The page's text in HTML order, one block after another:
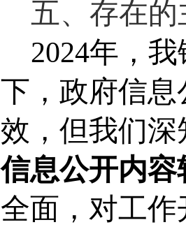
五、存在
2024年，我
下，政府信
效，但我们
信息公开内容
全面， 对工作